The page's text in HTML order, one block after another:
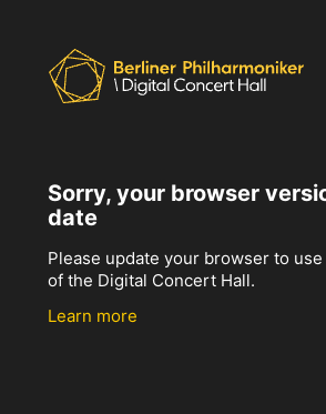
Sorry, your browser
date
Please update your browser to
of the Digital Concert Hall.
Learn more